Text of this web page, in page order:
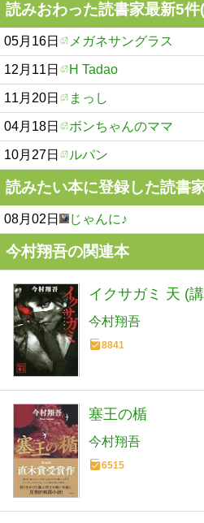
読みおわった読書家最新5件
05月16日 メガネサングラス
12月11日 H Tadao
11月20日 まっし
04月18日 ボンちゃんのママ
10月27日 ルパン
読みたい本に登録した読書
08月02日 じゃんに♪
今村翔吾の関連本
イクサガミ 天 (
今村翔吾
8841
塞王の楯
今村翔吾
6515